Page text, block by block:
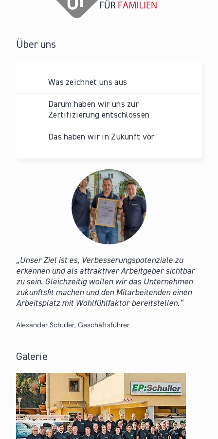
Über uns
Was zeichnet uns aus
Darum haben wir uns zur
Zertifizierung entschlossen
Das haben wir in Zukunft vor
Unser Ziel ist es, Verbesserungspotenziale zu
erkennen und als attraktiver Arbeitgeber sichtbar
zu sein. Gleichzeitig wollen wir das Unternehmen
zukunftsfit machen und den Mitarbeitenden einen
Arbeitsplatz mit Wohlfühlfaktor bereitstellen.
Alexander Schuller, Geschäftsführer
Galerie